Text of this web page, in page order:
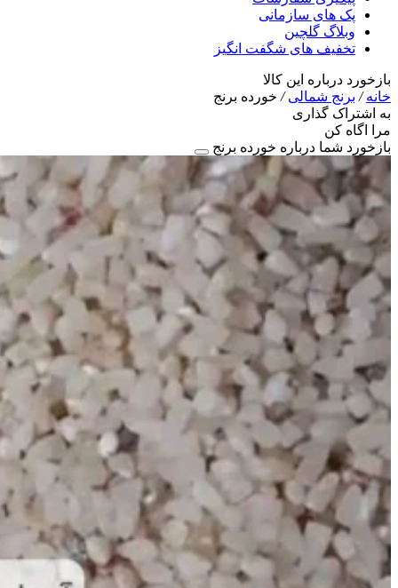
پک های سازمانی
وبلاگ گلچین
تخفیف های شگفت انگیز
بازخورد درباره این کالا
خانه/ برنج شمالی/ خورده برنج
به اشتراک گذاری
مرا اگاه کن
بازخورد شما درباره خورده برنج